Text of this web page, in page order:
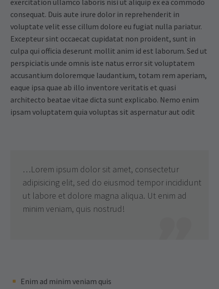
exercitation ullamco laboris nisi ut aliquip ex ea commodo
consequat. Duis aute irure dolor in reprehenderit in
voluptate velit esse cillum dolore eu fugiat nulla pariatur.
Excepteur sint occaecat cupidatat non proident, sunt in
culpa qui officia deserunt mollit anim id est laborum. Sed ut
perspiciatis unde omnis iste natus error sit voluptatem
accusantium doloremque laudantium, totam rem aperiam,
eaque ipsa quae ab illo inventore veritatis et quasi
architecto beatae vitae dicta sunt explicabo. Nemo enim
ipsam voluptatem quia voluptas sit aspernatur aut odit
…Lorem ipsum dolor sit amet, consectetur
adipisicing elit, sed do eiusmod tempor incididunt
ut labore et dolore magna aliqua. Ut enim ad
minim veniam, quis nostrud!
Enim ad minim veniam quis